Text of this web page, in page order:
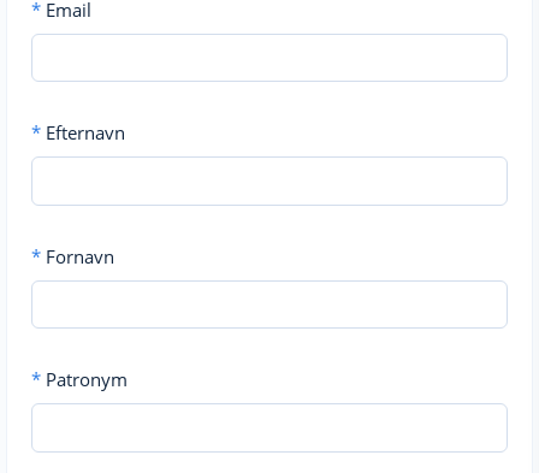
* Email
* Efternavn
* Fornavn
* Patronym